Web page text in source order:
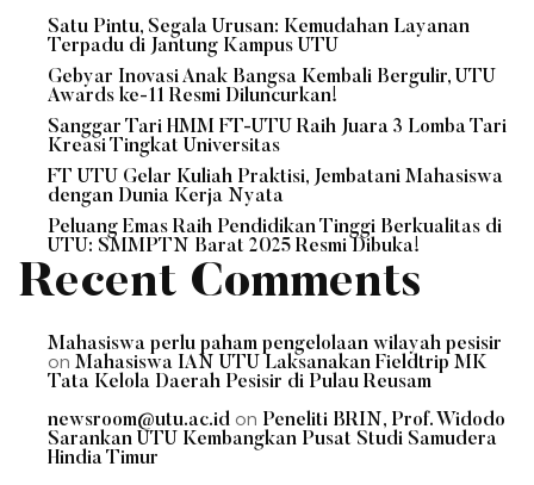
Satu Pintu, Segala Urusan: Kemudahan Layanan
Terpadu di Jantung Kampus UTU
Gebyar Inovasi Anak Bangsa Kembali Bergulir, UTU
Awards ke-11 Resmi Diluncurkan!
Sanggar Tari HMM FT-UTU Raih Juara 3 Lomba Tari
Kreasi Tingkat Universitas
FT UTU Gelar Kuliah Praktisi, Jembatani Mahasiswa
dengan Dunia Kerja Nyata
Peluang Emas Raih Pendidikan Tinggi Berkualitas di
UTU: SMMPTN Barat 2025 Resmi Dibuka!
Recent Comments
Mahasiswa perlu paham pengelolaan wilayah pesisir
on Mahasiswa IAN UTU Laksanakan Fieldtrip MK
Tata Kelola Daerah Pesisir di Pulau Reusam
newsroom@utu.ac.id on Peneliti BRIN, Prof. Widodo
Sarankan UTU Kembangkan Pusat Studi Samudera
Hindia Timur